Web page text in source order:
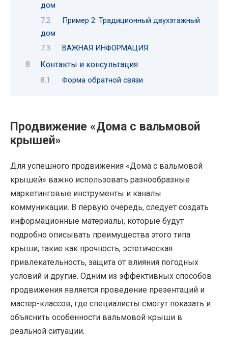
дом
Пример 2: Традиционный двухэтажный
дом
ВАЖНАЯ ИНФОРМАЦИЯ
Контакты и консультация
Форма обратной связи
Продвижение «Дома с вальмовой
крышей»
Для успешного продвижения «Дома с вальмовой
крышей» важно использовать разнообразные
маркетинговые инструменты и каналы
коммуникации. В первую очередь, следует создать
информационные материалы, которые будут
подробно описывать преимущества этого типа
крыши, такие как прочность, эстетическая
привлекательность, защита от влияния погодных
условий и другие. Одним из эффективных способов
продвижения является проведение презентаций и
мастер-классов, где специалисты смогут показать и
объяснить особенности вальмовой крыши в
реальной ситуации.